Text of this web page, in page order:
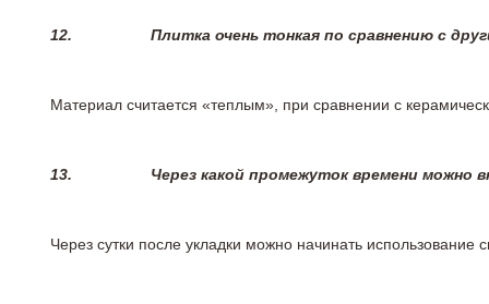
12. Плитка очень тонкая по сравнению с
Материал считается «теплым», при сравнении с
13. Через какой промежуток времени можно
Через сутки после укладки можно начинать